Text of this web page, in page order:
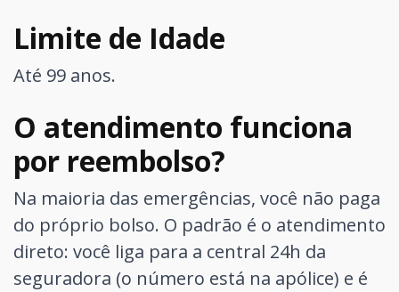
Limite de Idade
Até 99 anos.
O atendimento funciona
por reembolso?
Na maioria das emergências, você não paga
do próprio bolso. O padrão é o atendimento
direto: você liga para a central 24h da
seguradora (o número está na apólice) e é